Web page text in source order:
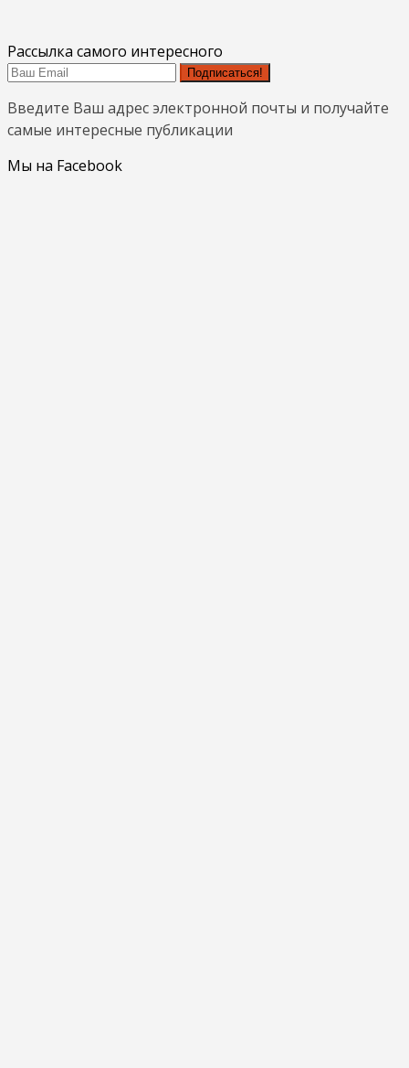
Рассылка самого интересного
Подписаться!
Введите Ваш адрес электронной почты и получайте
самые интересные публикации
Мы на Facebook